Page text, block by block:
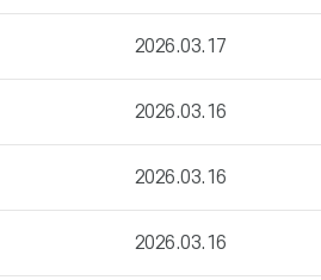
2026.03.17
2026.03.16
2026.03.16
2026.03.16